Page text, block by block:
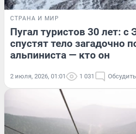
СТРАНА И МИР
Пугал туристов 30 лет: с
спустят тело загадочно
альпиниста — кто он
2 июля, 2026, 01:01 1 031 Обсудить